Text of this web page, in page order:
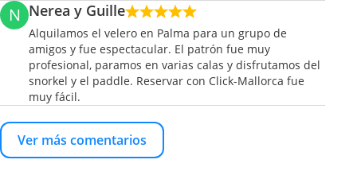
N Nerea y Guille
Alquilamos el velero en Palma para un grupo de
amigos y fue espectacular. El patrón fue muy
profesional, paramos en varias calas y disfrutamos del
snorkel y el paddle. Reservar con Click-Mallorca fue
muy fácil.
Ver más comentarios